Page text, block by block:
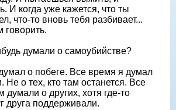
И когда уже кажется, что ты
что-то вновь тебя разбивает...
говорить.
думали о самоубийстве?
о побеге. Все время я думал
Не о тех, кто там останется. Все
о других, хотя где-то
друга поддерживали.